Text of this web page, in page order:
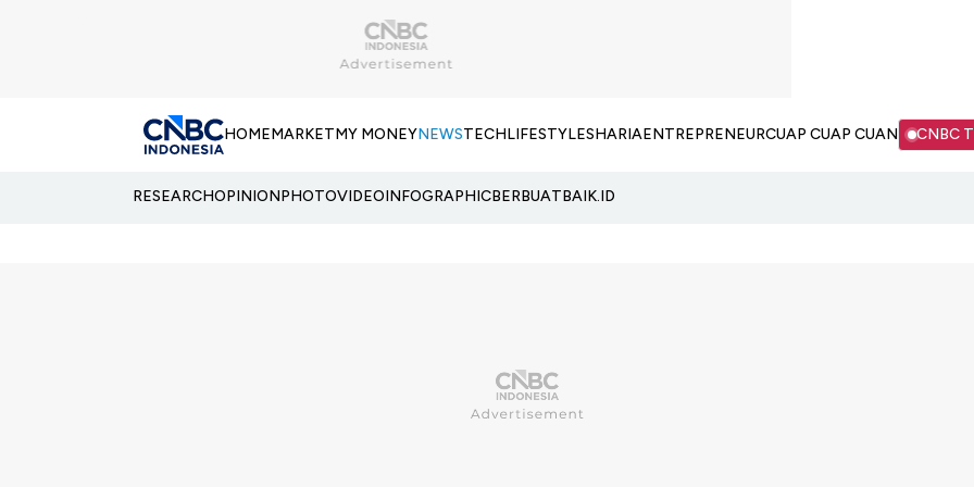
HOMEMARKETMY MONEYNEWSTECHLIFESTYLESHARIAENTREPRENEURCUAP CUAP CUAN CNBC
RESEARCHOPINIONPHOTOVIDEOINFOGRAPHICBERBUATBAIK.ID